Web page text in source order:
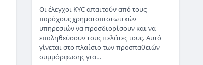
Οι έλεγχοι KYC απαιτούν από τους
παρόχους χρηματοπιστωτικών
υπηρεσιών να προσδιορίσουν και να
επαληθεύσουν τους πελάτες τους. Αυτό
γίνεται στο πλαίσιο των προσπαθειών
συμμόρφωσης για…